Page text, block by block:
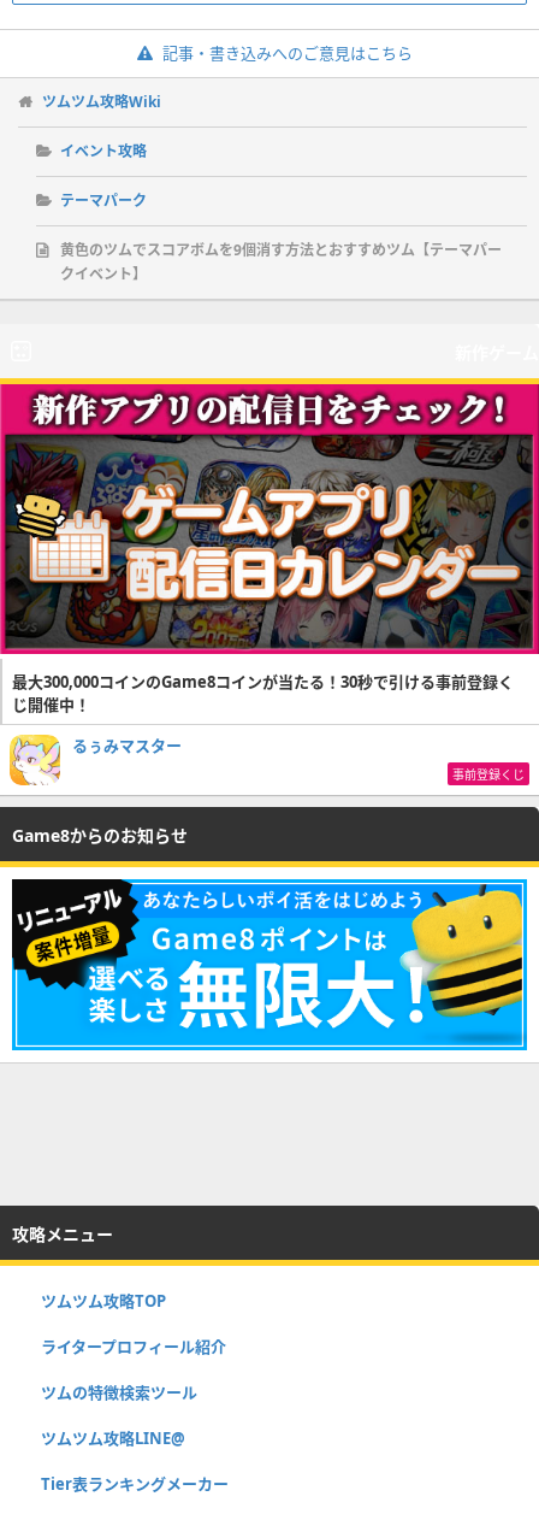
記事・書き込みへのご意見はこちら
ツムツム攻略Wiki
イベント攻略
テーマパーク
黄色のツムでスコアボムを9個消す方法とおすすめツム【テーマパー
クイベント】
最大300,000コインのGame8コインが当たる！30秒で引ける事前登録く
じ開催中！
るぅみマスター
事前登録くじ
Game8からのお知らせ
攻略メニュー
ツムツム攻略TOP
ライタープロフィール紹介
ツムの特徴検索ツール
ツムツム攻略LINE@
Tier表ランキングメーカー